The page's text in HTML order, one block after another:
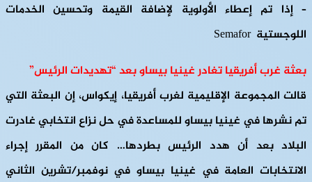
– إذا تم إعطاء الأولوية لإضافة القيمة وتحسين الخدمات
اللوجستية Semafor
بعثة غرب أفريقيا تغادر غينيا بيساو بعد “تهديدات الرئيس”
قالت المجموعة الإقليمية لغرب أفريقيا، إيكواس، إن البعثة التي
تم نشرها في غينيا بيساو للمساعدة في حل نزاع انتخابي غادرت
البلاد بعد أن هدد الرئيس بطردها… كان من المقرر إجراء
الانتخابات العامة في غينيا بيساو في نوفمبر/تشرين الثاني